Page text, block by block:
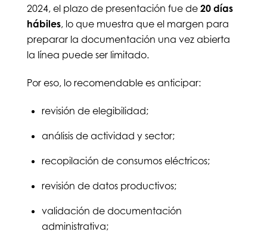
2024, el plazo de presentación fue de 20 días
hábiles, lo que muestra que el margen para
preparar la documentación una vez abierta
la línea puede ser limitado.
Por eso, lo recomendable es anticipar:
revisión de elegibilidad;
análisis de actividad y sector;
recopilación de consumos eléctricos;
revisión de datos productivos;
validación de documentación
administrativa;